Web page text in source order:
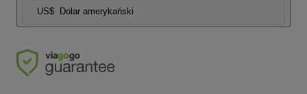
US$ Dolar amerykański